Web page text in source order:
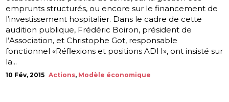
emprunts structurés, ou encore sur le financement de
l’investissement hospitalier. Dans le cadre de cette
audition publique, Frédéric Boiron, président de
l’Association, et Christophe Got, responsable
fonctionnel «Réflexions et positions ADH», ont insisté sur
la...
10 Fév, 2015 Actions, Modèle économique